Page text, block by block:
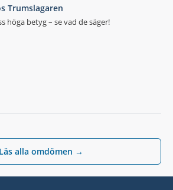
Trumslagaren
höga betyg – se vad de säger!
Läs alla omdömen →